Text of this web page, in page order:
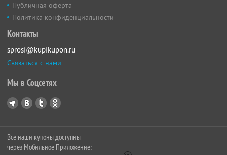
Публичная оферта
Политика конфиденциальности
Контакты
sprosi@kupikupon.ru
Связаться с нами
Мы в Соцсетях
Все наши купоны доступны
через Мобильное Приложение: